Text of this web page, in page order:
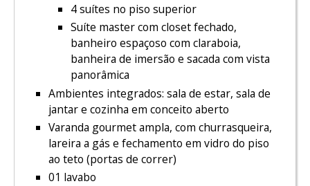
4 suítes no piso superior
Suíte master com closet fechado,
banheiro espaçoso com claraboia,
banheira de imersão e sacada com vista
panorâmica
Ambientes integrados: sala de estar, sala de
jantar e cozinha em conceito aberto
Varanda gourmet ampla, com churrasqueira,
lareira a gás e fechamento em vidro do piso
ao teto (portas de correr)
01 lavabo